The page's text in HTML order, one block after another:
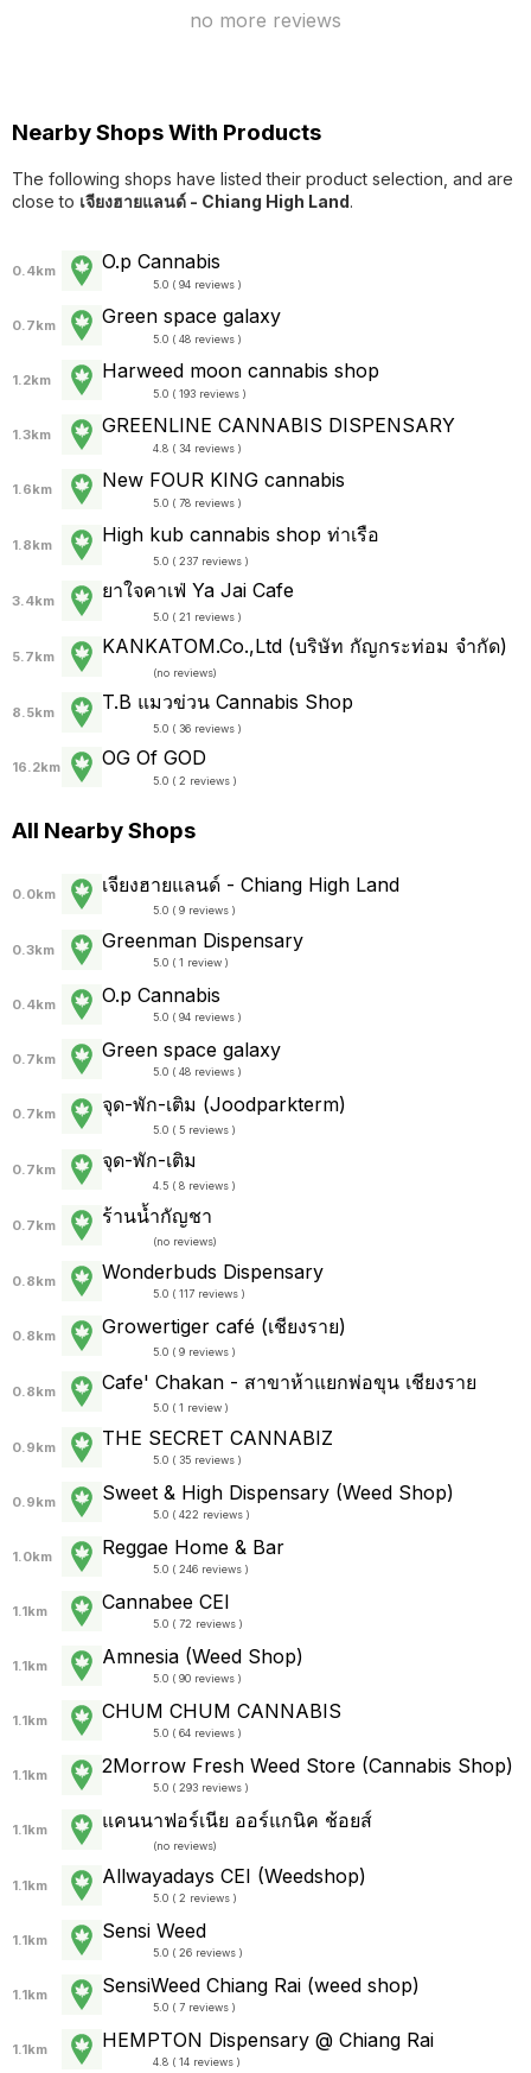
no more reviews
Nearby Shops With Products
The following shops have listed their product selection, and are
close to เจียงฮายแลนด์ - Chiang High Land.
0.4km O.p Cannabis
5.0 ( 94 reviews )
0.7km Green space galaxy
5.0 ( 48 reviews )
1.2km Harweed moon cannabis shop
5.0 ( 193 reviews )
1.3km GREENLINE CANNABIS DISPENSARY
4.8 ( 34 reviews )
1.6km New FOUR KING cannabis
5.0 ( 78 reviews )
1.8km High kub cannabis shop ท่าเรือ
5.0 ( 237 reviews )
3.4km ยาใจคาเฟ่ Ya Jai Cafe
5.0 ( 21 reviews )
5.7km KANKATOM.Co.,Ltd (บริษัท กัญกระท่อม จำกัด)
(no reviews)
8.5km T.B แมวข่วน Cannabis Shop
5.0 ( 36 reviews )
16.2km OG Of GOD
5.0 ( 2 reviews )
All Nearby Shops
0.0km เจียงฮายแลนด์ - Chiang High Land
5.0 ( 9 reviews )
0.3km Greenman Dispensary
5.0 ( 1 review )
0.4km O.p Cannabis
5.0 ( 94 reviews )
0.7km Green space galaxy
5.0 ( 48 reviews )
0.7km จุด-พัก-เติม (Joodparkterm)
5.0 ( 5 reviews )
0.7km จุด-พัก-เติม
4.5 ( 8 reviews )
0.7km ร้านน้ำกัญชา
(no reviews)
0.8km Wonderbuds Dispensary
5.0 ( 117 reviews )
0.8km Growertiger café (เชียงราย)
5.0 ( 9 reviews )
0.8km Cafe' Chakan - สาขาห้าแยกพ่อขุน เชียงราย
5.0 ( 1 review )
0.9km THE SECRET CANNABIZ
5.0 ( 35 reviews )
0.9km Sweet & High Dispensary (Weed Shop)
5.0 ( 422 reviews )
1.0km Reggae Home & Bar
5.0 ( 246 reviews )
1.1km Cannabee CEI
5.0 ( 72 reviews )
1.1km Amnesia (Weed Shop)
5.0 ( 90 reviews )
1.1km CHUM CHUM CANNABIS
5.0 ( 64 reviews )
1.1km 2Morrow Fresh Weed Store (Cannabis Shop)
5.0 ( 293 reviews )
1.1km แคนนาฟอร์เนีย ออร์แกนิค ช้อยส์
(no reviews)
1.1km Allwayadays CEI (Weedshop)
5.0 ( 2 reviews )
1.1km Sensi Weed
5.0 ( 26 reviews )
1.1km SensiWeed Chiang Rai (weed shop)
5.0 ( 7 reviews )
1.1km HEMPTON Dispensary @ Chiang Rai
4.8 ( 14 reviews )